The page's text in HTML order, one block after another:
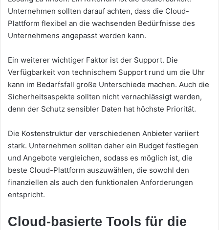
Unternehmen sollten darauf achten, dass die Cloud-
Plattform flexibel an die wachsenden Bedürfnisse des
Unternehmens angepasst werden kann.
Ein weiterer wichtiger Faktor ist der Support. Die
Verfügbarkeit von technischem Support rund um die Uhr
kann im Bedarfsfall große Unterschiede machen. Auch die
Sicherheitsaspekte sollten nicht vernachlässigt werden,
denn der Schutz sensibler Daten hat höchste Priorität.
Die Kostenstruktur der verschiedenen Anbieter variiert
stark. Unternehmen sollten daher ein Budget festlegen
und Angebote vergleichen, sodass es möglich ist, die
beste Cloud-Plattform auszuwählen, die sowohl den
finanziellen als auch den funktionalen Anforderungen
entspricht.
Cloud-basierte Tools für die